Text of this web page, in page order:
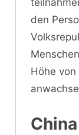
den
Höhe